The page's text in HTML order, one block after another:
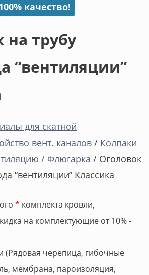
качество!
на трубу
“вентиляции”
для скатной
вент. каналов / Колпаки
/ Флюгарка / Оголовок
“вентиляции” Классика
* комплекта кровли,
на комплектующие от 10% -
(Рядовая черепица, гибочные
мембрана, пароизоляция,